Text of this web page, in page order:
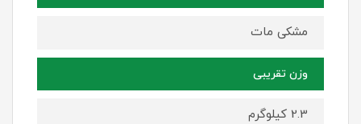
مشکی مات
وزن تقریبی
2.3 کیلوگرم